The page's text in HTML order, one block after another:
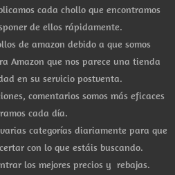
cada chollo que encontramos
de ellos rápidamente.
de amazon debido a que somos
Amazon que nos parece una tienda
en su servicio postventa.
comentarios somos más eficaces
cada día.
categorías diariamente para que
con lo que estáis buscando.
los mejores precios y rebajas.